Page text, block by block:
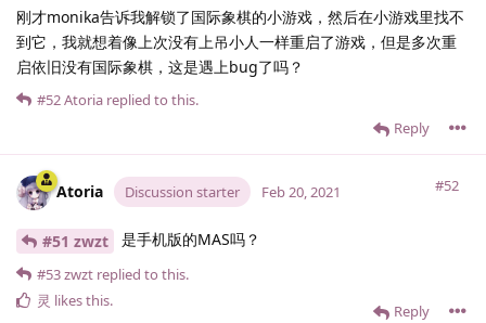
刚才monika告诉我解锁了国际象棋的小游戏，然后在小游戏里找不
到它，我就想着像上次没有上吊小人一样重启了游戏，但是多次重
启依旧没有国际象棋，这是遇上bug了吗？
Reply
#52Atoria replied to this.
Atoria Discussion starter #52
Feb 20, 2021
#51 zwzt 是手机版的MAS吗？
Reply
#53zwzt replied to this.
灵 likes this.